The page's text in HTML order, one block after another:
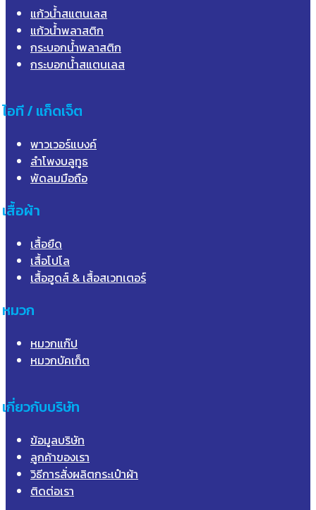
แก้วน้ำสแตนเลส
แก้วน้ำพลาสติก
กระบอกน้ำพลาสติก
กระบอกน้ำสแตนเลส
ไอที / แก็ดเจ็ต
พาวเวอร์แบงค์
ลำโพงบลูทูธ
พัดลมมือถือ
เสื้อผ้า
เสื้อยืด
เสื้อโปโล
เสื้อฮูดส์ & เสื้อสเวทเตอร์
หมวก
หมวกแก๊ป
หมวกบัคเก็ต
เกี่ยวกับบริษัท
ข้อมูลบริษัท
ลูกค้าของเรา
วิธีการสั่งผลิตกระเป๋าผ้า
ติดต่อเรา